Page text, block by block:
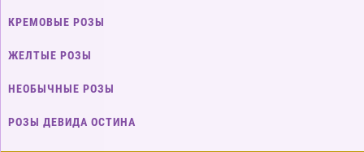
КРЕМОВЫЕ РОЗЫ
ЖЕЛТЫЕ РОЗЫ
НЕОБЫЧНЫЕ РОЗЫ
РОЗЫ ДЕВИДА ОСТИНА